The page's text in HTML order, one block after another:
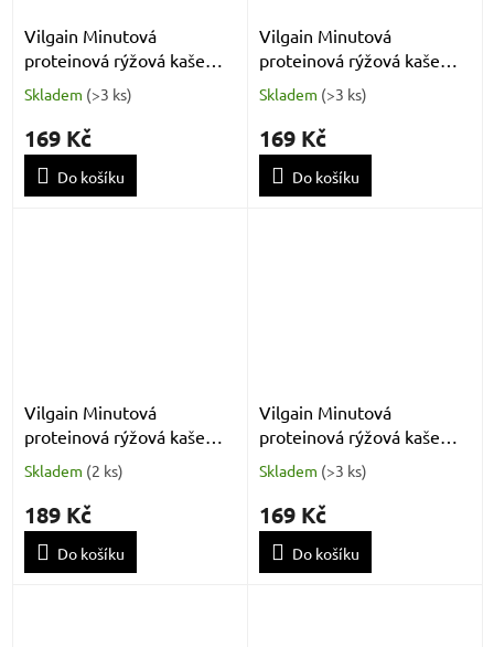
Vilgain Minutová
proteinová rýžová kaše
jahoda 400 g
Skladem (>3 ks)
169 Kč
Do košíku
Vilgain Minutová
proteinová rýžová kaše
jemné arašídové máslo
400 g
Skladem (>3 ks)
169 Kč
Do košíku
Vilgain Minutová
proteinová rýžová kaše
mléčná čokoláda s
lískovými ořechy 400 g
Skladem (2 ks)
189 Kč
Do košíku
Vilgain Minutová
proteinová rýžová kaše
chocolate chip 400 g
Skladem (>3 ks)
169 Kč
Do košíku